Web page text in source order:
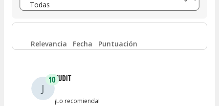
Entre 6 y 8 (5)
Entre 4 y 6 1
Entre 0 y 2
Relevancia Fecha Puntuación
J
10JUDIT
¡Lo recomienda!